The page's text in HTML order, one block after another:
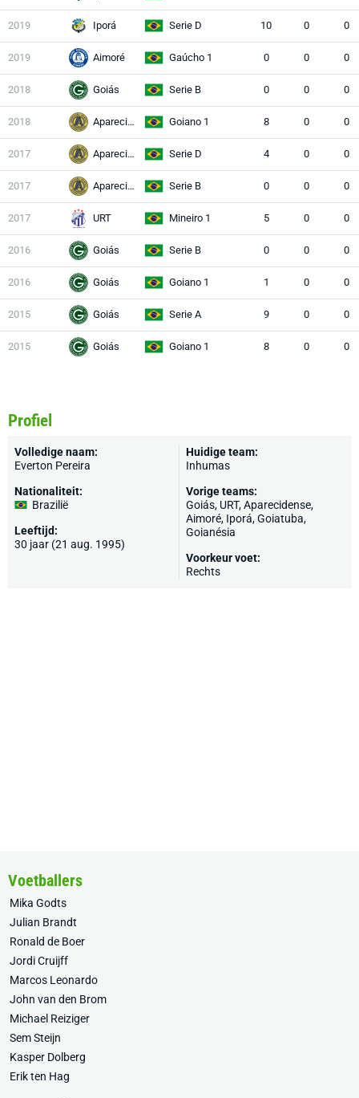
2019 Iporá Serie D 10 0 0
2019 Aimoré Gaúcho 1 0 0 0
2018 Goiás Serie B 0 0 0
2018 Aparecidense Goiano 1 8 0 0
2017 Aparecidense Serie D 4 0 0
2017 Aparecidense Serie B 0 0 0
2017 URT Mineiro 1 5 0 0
2016 Goiás Serie B 0 0 0
2016 Goiás Goiano 1 1 0 0
2015 Goiás Serie A 9 0 0
2015 Goiás Goiano 1 8 0 0
Profiel
Volledige naam:
Everton Pereira
Nationaliteit:
Brazilië
Leeftijd:
30 jaar (21 aug. 1995)
Huidige team:
Inhumas
Vorige teams:
Goiás, URT, Aparecidense,
Aimoré, Iporá, Goiatuba,
Goianésia
Voorkeur voet:
Rechts
Voetballers
Mika Godts
Julian Brandt
Ronald de Boer
Jordi Cruijff
Marcos Leonardo
John van den Brom
Michael Reiziger
Sem Steijn
Kasper Dolberg
Erik ten Hag